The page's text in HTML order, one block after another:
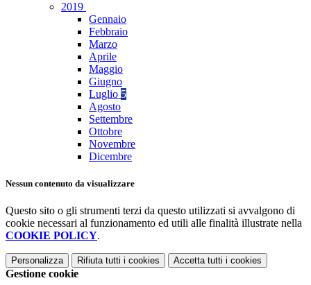
2019
Gennaio
Febbraio
Marzo
Aprile
Maggio
Giugno
Luglio 5
Agosto
Settembre
Ottobre
Novembre
Dicembre
Nessun contenuto da visualizzare
Questo sito o gli strumenti terzi da questo utilizzati si avvalgono di
cookie necessari al funzionamento ed utili alle finalità illustrate nella
COOKIE POLICY.
Personalizza Rifiuta tutti i cookies Accetta tutti i cookies
Gestione cookie